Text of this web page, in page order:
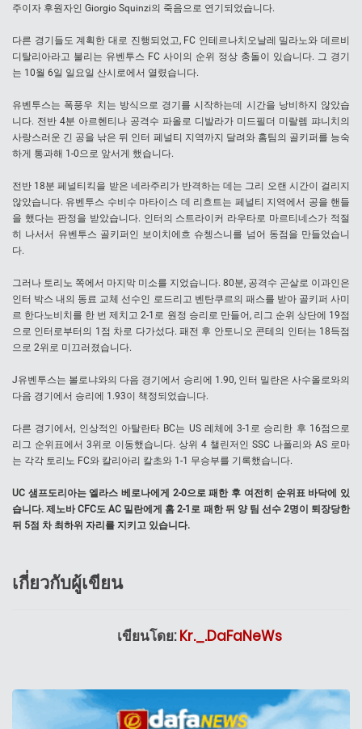
주이자 후원자인 Giorgio Squinzi의 죽음으로 연기되었습니다.
다른 경기들도 계획한 대로 진행되었고, FC 인테르나치오날레 밀라노와 데르비
디탈리아라고 불리는 유벤투스 FC 사이의 순위 정상 충돌이 있습니다. 그 경기
는 10월 6일 일요일 산시로에서 열렸습니다.
유벤투스는 폭풍우 치는 방식으로 경기를 시작하는데 시간을 낭비하지 않았습
니다. 전반 4분 아르헨티나 공격수 파올로 디발라가 미드필더 미랄렘 퍄니치의
사랑스러운 긴 공을 낚은 뒤 인터 페널티 지역까지 달려와 홈팀의 골키퍼를 능숙
하게 통과해 1-0으로 앞서게 했습니다.
전반 18분 페널티킥을 받은 네라주리가 반격하는 데는 그리 오랜 시간이 걸리지
않았습니다. 유벤투스 수비수 마타이스 데 리흐트는 페널티 지역에서 공을 핸들
을 했다는 판정을 받았습니다. 인터의 스트라이커 라우타로 마르티네스가 적절
히 나서서 유벤투스 골키퍼인 보이치에흐 슈쳉스니를 넘어 동점을 만들었습니
다.
그러나 토리노 쪽에서 마지막 미소를 지었습니다. 80분, 공격수 곤살로 이과인은
인터 박스 내의 동료 교체 선수인 로드리고 벤탄쿠르의 패스를 받아 골키퍼 사미
르 한다노비치를 한 번 제치고 2-1로 원정 승리로 만들어, 리그 순위 상단에 19점
으로 인터로부터의 1점 차로 다가섰다. 패전 후 안토니오 콘테의 인터는 18득점
으로 2위로 미끄러졌습니다.
J유벤투스는 볼로냐와의 다음 경기에서 승리에 1.90, 인터 밀란은 사수올로와의
다음 경기에서 승리에 1.93이 책정되었습니다.
다른 경기에서, 인상적인 아탈란타 BC는 US 레체에 3-1로 승리한 후 16점으로
리그 순위표에서 3위로 이동했습니다. 상위 4 챌린저인 SSC 나폴리와 AS 로마
는 각각 토리노 FC와 칼리아리 칼초와 1-1 무승부를 기록했습니다.
UC 샘프도리아는 엘라스 베로나에게 2-0으로 패한 후 여전히 순위표 바닥에 있
습니다. 제노바 CFC도 AC 밀란에게 홈 2-1로 패한 뒤 양 팀 선수 2명이 퇴장당한
뒤 5점 차 최하위 자리를 지키고 있습니다.
เกี่ยวกับผู้เขียน
เขียนโดย:Kr._.DaFaNeWs